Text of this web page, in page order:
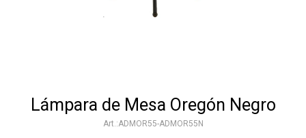
Lámpara de Mesa Oregón Negro
ADMOR55-ADMOR55N